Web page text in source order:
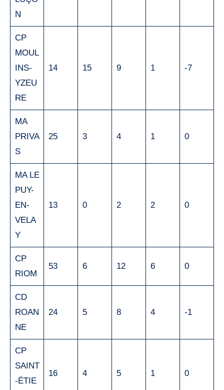
N
CP
MOUL
INS-
YZEU
RE
14 15 9 1 -7
MA
PRIVA
S
25 3 4 1 0
MA LE
PUY-
EN-
VELA
Y
13 0 2 2 0
CP
RIOM
53 6 12 6 0
CD
ROAN
NE
24 5 8 4 -1
CP
SAINT
-ÉTIE
16 4 5 1 0